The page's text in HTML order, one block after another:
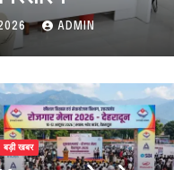
ADMIN
बड़ी खबर